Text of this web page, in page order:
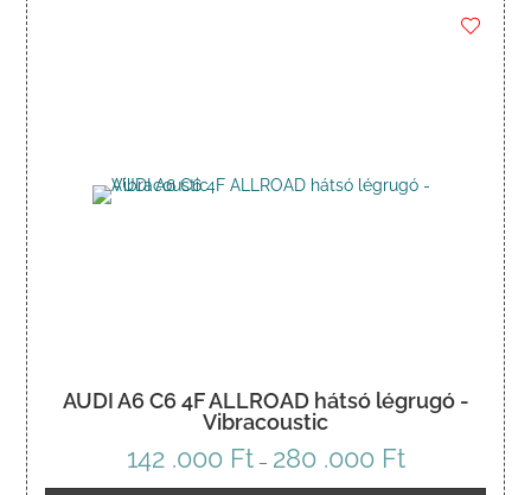
AUDI A6 C6 4F ALLROAD hátsó légrugó -
Vibracoustic
142 .000 Ft – 280 .000 FtÁrtartomány:
142